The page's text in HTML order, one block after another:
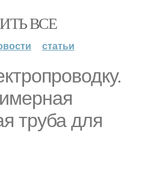
ВСЕ
статьи
труба для